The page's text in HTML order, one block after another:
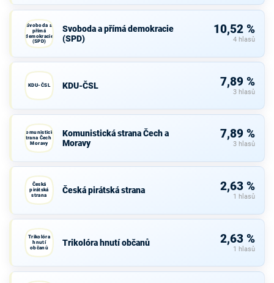
Svoboda a
přímá
demokracie
(SPD)
Svoboda a přímá demokracie
(SPD)
10,52 %
4 hlasů
KDU-ČSL KDU-ČSL 7,89 %
3 hlasů
Komunistická
strana Čech a
Moravy
Komunistická strana Čech a
Moravy
7,89 %
3 hlasů
Česká
pirátská
strana
Česká pirátská strana 2,63 %
1 hlasů
Trikolóra
hnutí
občanů
Trikolóra hnutí občanů 2,63 %
1 hlasů